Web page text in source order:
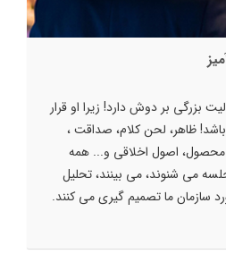
بزرگی بر دوش دارد! زیرا او قرار
ظاهر، لحن کلام، صداقت ،
محصول، اصول اخلاقی و... همه
می شنوند، می بینند، تحلیل
سازمان ما تصمیم گیری می کنند.